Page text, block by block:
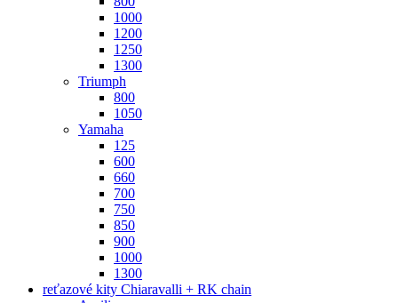
1000
1200
1250
1300
Triumph
800
1050
Yamaha
125
600
660
700
750
850
900
1000
1300
reťazové kity Chiaravalli + RK chain